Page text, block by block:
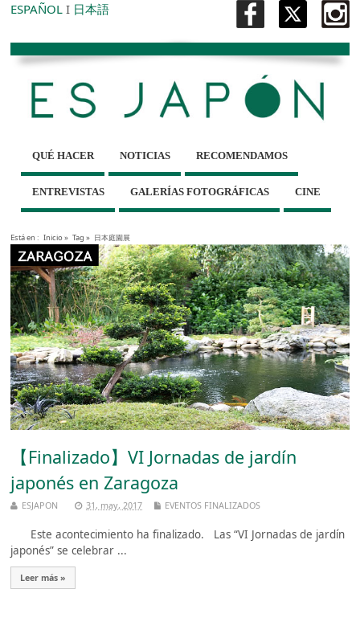
ESPAÑOL I 日本語
QUÉ HACER NOTICIAS RECOMENDAMOS
ENTREVISTAS GALERÍAS FOTOGRÁFICAS CINE
Está en : Inicio» Tag » 日本庭園展
【Finalizado】VI Jornadas de jardín
japonés en Zaragoza
ESJAPON 31, may, 2017 EVENTOS FINALIZADOS
Este acontecimiento ha finalizado. Las “VI Jornadas de jardín
japonés” se celebrar ...
Leer más »